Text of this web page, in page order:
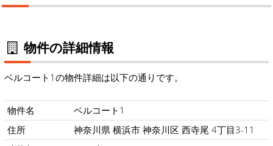
物件の詳細情報
ベルコート1の物件詳細は以下の通りです。
物件名
ベルコート1
住所
神奈川県 横浜市 神奈川区 西寺尾 4丁目3-11